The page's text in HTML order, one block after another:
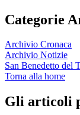
Categorie
Archivio Cronaca
Archivio Notizie
San Benedetto del
Torna alla home
Gli articoli